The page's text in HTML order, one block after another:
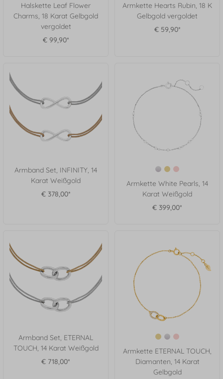
Halskette Leaf Flower
Charms, 18 Karat Gelbgold
vergoldet
€ 99,90*
Armkette Hearts Rubin, 18 K
Gelbgold vergoldet
€ 59,90*
Armband Set, INFINITY, 14
Karat Weißgold
€ 378,00*
Armkette White Pearls, 14
Karat Weißgold
€ 399,00*
Armband Set, ETERNAL
TOUCH, 14 Karat Weißgold
€ 718,00*
Armkette ETERNAL TOUCH,
Diamanten, 14 Karat
Gelbgold